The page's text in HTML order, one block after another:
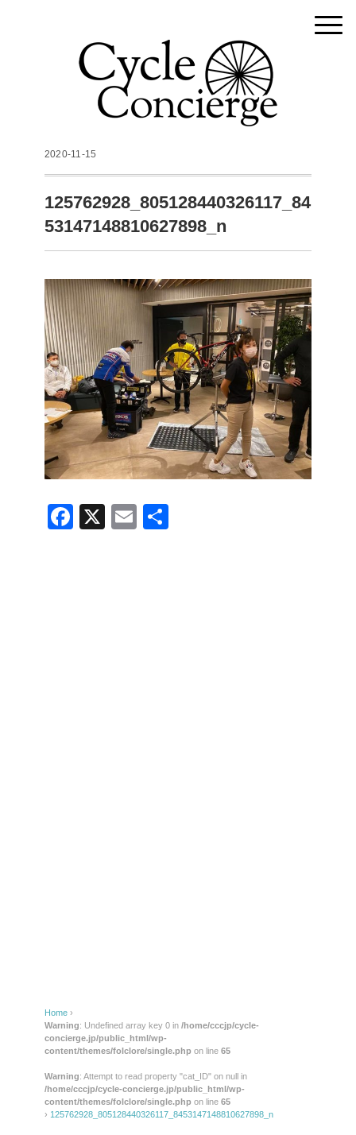
2020-11-15
125762928_805128440326117_84
53147148810627898_n
F
X
E
Home ›
Warning: Undefined array key 0 in /home/cccjp/cycle-
concierge.jp/public_html/wp-
content/themes/folclore/single.php on line 65
Warning: Attempt to read property "cat_ID" on null in
/home/cccjp/cycle-concierge.jp/public_html/wp-
content/themes/folclore/single.php on line 65
› 125762928_805128440326117_8453147148810627898_n